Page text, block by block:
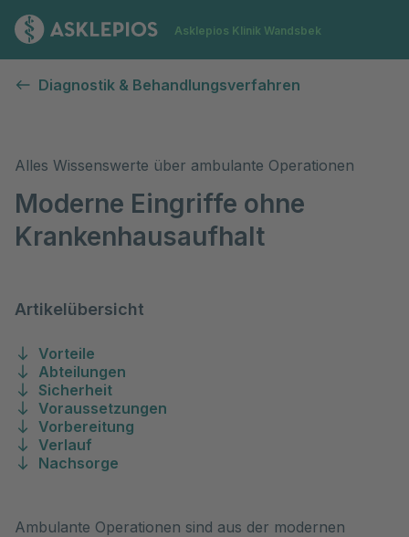
Zur Startseite
Asklepios Klinik Wandsbek
Diagnostik & Behandlungsverfahren
Alles Wissenswerte über ambulante Operationen
Moderne Eingriffe ohne
Krankenhausaufhalt
Artikelübersicht
Vorteile
Abteilungen
Sicherheit
Voraussetzungen
Vorbereitung
Verlauf
Nachsorge
Ambulante Operationen sind aus der modernen